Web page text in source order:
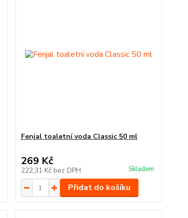
Fenjal toaletní voda Classic 50 ml
269 Kč
222,31 Kč bez DPH Skladem
Přidat do košíku